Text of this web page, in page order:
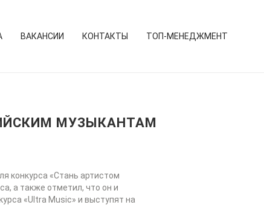
ВАКАНСИИ КОНТАКТЫ ТОП-МЕНЕДЖМЕНТ
МУЗЫКАНТАМ
конкурса «Стань артистом
а также отметил, что он и
«Ultra Music» и выступят на